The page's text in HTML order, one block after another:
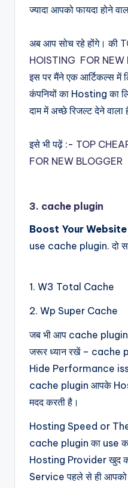
ज्यादा आपको फायदा होने
अब आप सोच रहे होंगे। की
HOISTING FOR
इस पर मैंने एक आर्टिकल्स में
कंपनियों का Hosting का
दाम में अच्छे रिजल्ट देने वाला
इसे भी पढ़ें :- TOP
FOR NEW BLOGGER
3. cache plugin
Boost Your
use cache plugin. दो
1. W3 Total Cache
2. Wp Super Cache
जब भी आप cache plugin
जरूर ध्यान रखें –
Hide Performance
cache plugin आपके
मदद करती है।
Hosting Speed or
cache plugin का use
Hosting Provider खुद
Service पहले से ही आपको